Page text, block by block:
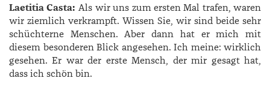
Laetitia Casta: Als wir uns zum ersten Mal trafen, waren
wir ziemlich verkrampft. Wissen Sie, wir sind beide sehr
schüchterne Menschen. Aber dann hat er mich mit
diesem besonderen Blick angesehen. Ich meine: wirklich
gesehen. Er war der erste Mensch, der mir gesagt hat,
dass ich schön bin.